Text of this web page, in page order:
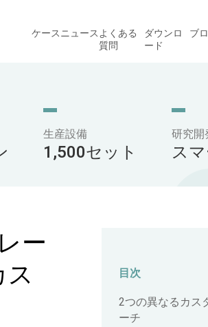
ケースニュースよくある
質問
ダウンロ
ード
ブ
生産設備
1,500セット
研究開
ス
ー
目次
2つの異なるカス
ーチ